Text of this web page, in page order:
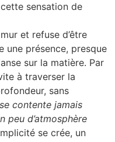
sensation de
et refuse d’être
une présence, presque
sur la matière. Par
à traverser la
sans
contente jamais
peu d’atmosphère
se crée, un